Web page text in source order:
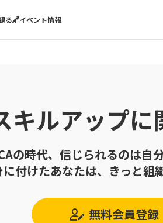
る イベント情報
キルアップに
の時代、信じられるのは自
付けたあなたは、きっと組
無料会員登録